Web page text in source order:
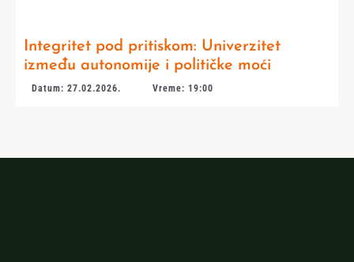
Integritet pod pritiskom: Univerzitet
između autonomije i političke moći
Datum: 27.02.2026. Vreme: 19:00